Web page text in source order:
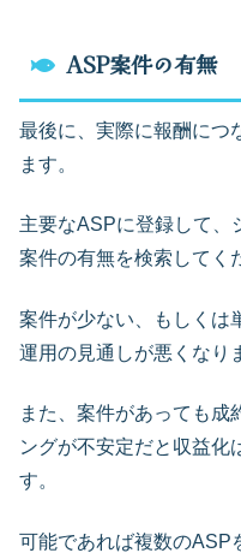
ASP案件の有無
最後に、実際に報酬につ
ます。
主要なASPに登録して、
案件の有無を検索してく
案件が少ない、もしくは
運用の見通しが悪くなり
また、案件があっても成
ングが不安定だと収益化
す。
可能であれば複数のASP